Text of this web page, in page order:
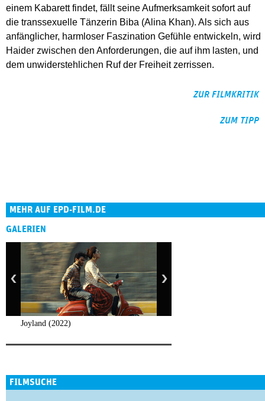
einem Kabarett findet, fällt seine Aufmerksamkeit sofort auf
die transsexuelle Tänzerin Biba (Alina Khan). Als sich aus
anfänglicher, harmloser Faszination Gefühle entwickeln, wird
Haider zwischen den Anforderungen, die auf ihm lasten, und
dem unwiderstehlichen Ruf der Freiheit zerrissen.
ZUR FILMKRITIK
ZUM TIPP
MEHR AUF EPD-FILM.DE
GALERIEN
Joyland (2022)
FILMSUCHE